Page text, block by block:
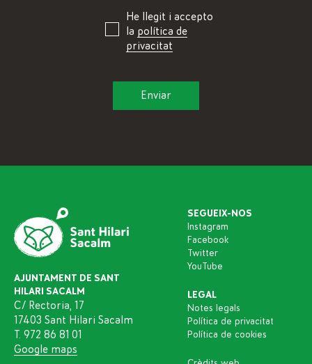
He llegit i accepto
la política de
privacitat
AJUNTAMENT DE SANT
HILARI SACALM
C/ Rectoria, 17
17403 Sant Hilari Sacalm
T. 972 86 81 01
Google maps
SEGUEIX-NOS
Instagram
Facebook
Twitter
YouTube
LEGAL
Notes legals
Política de privacitat
Política de cookies